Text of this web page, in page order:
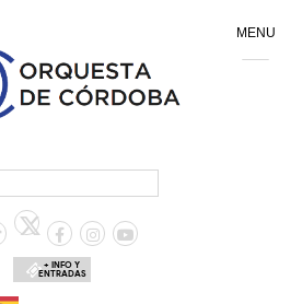
+ INFO Y
ENTRADAS
MENU